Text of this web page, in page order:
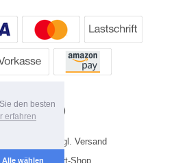
den besten
erfahren
Alle wählen
MwSt. evtl. zzgl. Versand
by HP's Sport-Shop